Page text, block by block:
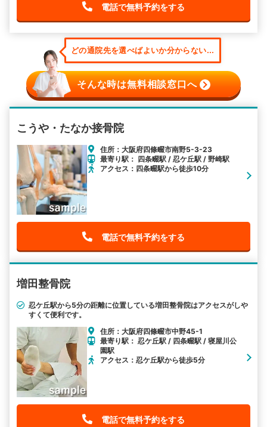
電話で無料予約をする
どの通院先を選べばよいか分からない...
そんな時は無料相談窓口へ
こうや・たなか接骨院
住所：大阪府四條畷市南野5-3-23
最寄り駅： 四条畷駅 / 忍ケ丘駅 / 野崎駅
アクセス：四条畷駅から徒歩10分
電話で無料予約をする
増田整骨院
忍ケ丘駅から5分の距離に位置している増田整骨院はアクセスがしや
すくて便利です。
住所：大阪府四條畷市中野45-1
最寄り駅： 忍ケ丘駅 / 四条畷駅 / 寝屋川公
園駅
アクセス：忍ケ丘駅から徒歩5分
電話で無料予約をする